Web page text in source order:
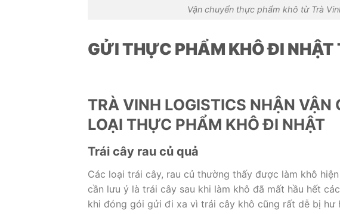
Vận chuyển thực phẩm khô từ Trà
GỬI THỰC PHẨM KHÔ ĐI
TRÀ VINH LOGISTICS NHẬN
LOẠI THỰC PHẨM KHÔ ĐI NHẬT
Trái cây rau củ quả
Các loại trái cây, rau củ thường thấy được làm khô
cần lưu ý là trái cây sau khi làm khô đã mất hầu hết
khi đóng gói gửi đi xa vì trái cây khô cũng rất dễ bị hư